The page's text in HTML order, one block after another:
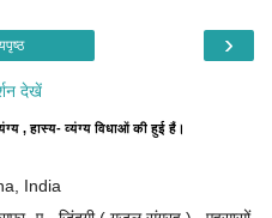
›
देखें
, हास्य- व्यंग्य विधाओं की हुई हैं।
India